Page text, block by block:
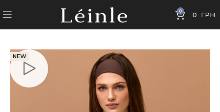
0 0 ГРН
NEW